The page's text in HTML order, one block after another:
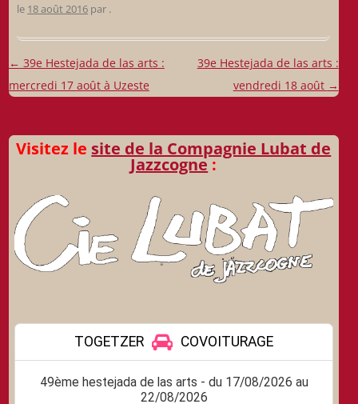
le 18 août 2016 par .
Navigation
des
← 39e Hestejada de las arts :
mercredi 17 août à Uzeste
39e Hestejada de las arts :
vendredi 18 août →
Visitez le site de la Compagnie Lubat de
Jazzcogne: